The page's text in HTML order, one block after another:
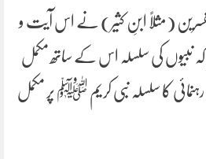
(مثلاً ابنِ کثیر) نے اس آیت و
نبیوں کی سلسلہ اس کے ساتھ مکمل
رہنمائی کا سلسلہ نبی کریم ﷺ پر مکمل